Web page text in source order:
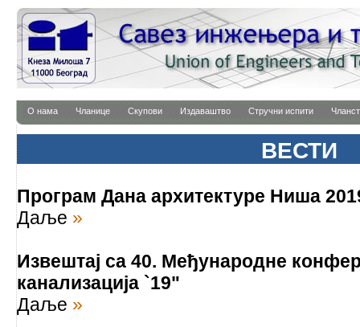
О нама Чланице Скупови Издаваштво Стручни испити
ВЕСТИ
Програм Дана архитектуре Ниша
Даље »
Извештај са 40. Међународне
канализација `19"
Даље »